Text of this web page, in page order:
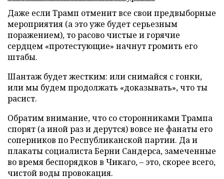
Даже если Трамп отменит все свои предвыборные
мероприятия (а это уже будет серьезным
поражением), то расово чистые и горячие
сердцем «протестующие» начнут громить его
штабы.
Шантаж будет жестким: или снимайся с гонки,
или мы будем продолжать «доказывать», что ты
расист.
Обратим внимание, что со сторонниками Трампа
спорят (а иной раз и дерутся) вовсе не фанаты его
соперников по Республиканской партии. Да и
плакаты социалиста Берни Сандерса, замеченные
во время беспорядков в Чикаго, – это, скорее всего,
чистой воды провокация.